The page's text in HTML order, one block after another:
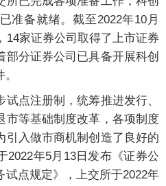
准备就绪。截至2022年10月
14家证券公司取得了上市证券
分证券公司已具备开展科创
点注册制，统筹推进发行、
市等基础制度改革，各项制度
引入做市商机制创造了良好的
2022年5月13日发布《证券公
点规定》，上交所于2022年